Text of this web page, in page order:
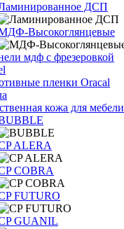
ДСП
Высокоглянцевые
мдф с фрезеровкой
пленки Oracal
кожа для мебели
ALERA
COBRA
FUTURO
GUANIL